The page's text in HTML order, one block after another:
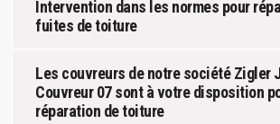
Intervention dans les normes pour
fuites de toiture
Les couvreurs de notre société Zigler
Couvreur 07 sont à votre disposition
réparation de toiture